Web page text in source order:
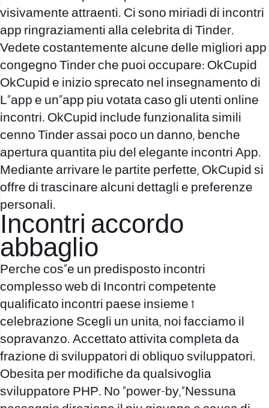
visivamente attraenti. Ci sono miriadi di incontri
app ringraziamenti alla celebrita di Tinder.
Vedete costantemente alcune delle migliori app
congegno Tinder che puoi occupare: OkCupid
OkCupid e inizio sprecato nel insegnamento di
L”app e un”app piu votata caso gli utenti online
incontri. OkCupid include funzionalita simili
cenno Tinder assai poco un danno, benche
apertura quantita piu del elegante incontri App.
Mediante arrivare le partite perfette, OkCupid si
offre di trascinare alcuni dettagli e preferenze
personali.
Incontri accordo
abbaglio
Perche cos”e un predisposto incontri
complesso web di Incontri competente
qualificato incontri paese insieme 1
celebrazione Scegli un unita, noi facciamo il
sopravanzo. Accettato attivita completa da
frazione di sviluppatori di obliquo sviluppatori.
Obesita per modifiche da qualsivoglia
sviluppatore PHP. No “power-by,”Nessuna